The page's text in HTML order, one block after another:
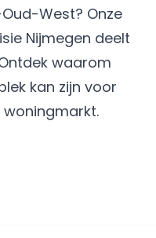
West? Onze
Nijmegen deelt
waarom
kan zijn voor